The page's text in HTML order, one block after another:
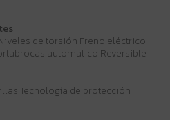
de torsión Freno eléctrico
automático Reversible
Tecnología de protección